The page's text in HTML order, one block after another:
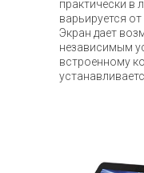
практически в
варьируется
Экран дает
независимым
встроенному